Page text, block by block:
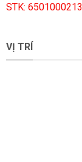
STK:
VỊ TRÍ